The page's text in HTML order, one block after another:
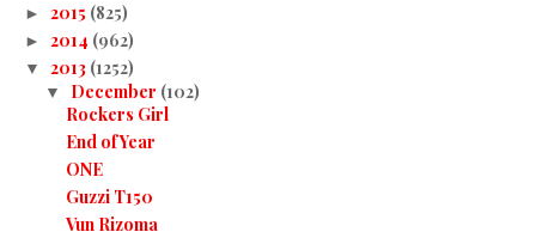
► 2015 (825)
► 2014 (962)
▼ 2013 (1252)
▼ December (102)
Rockers Girl
End of Year
ONE
Guzzi T150
Vun Rizoma